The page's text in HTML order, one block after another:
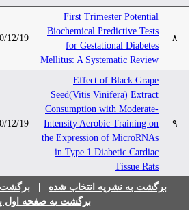
First Trimester Potential
Biochemical Predictive Tests
for Gestational Diabetes
Mellitus: A Systematic Review
12/19
Effect of Black Grape
Seed(Vitis Vinifera) Extract
Consumption with Moderate-
Intensity Aerobic Training on
the Expression of MicroRNAs
in Type 1 Diabetic Cardiac
Tissue Rats
12/19
برگشت به نشریه انتخاب شده| برگشت
برگشت به صفحه اول